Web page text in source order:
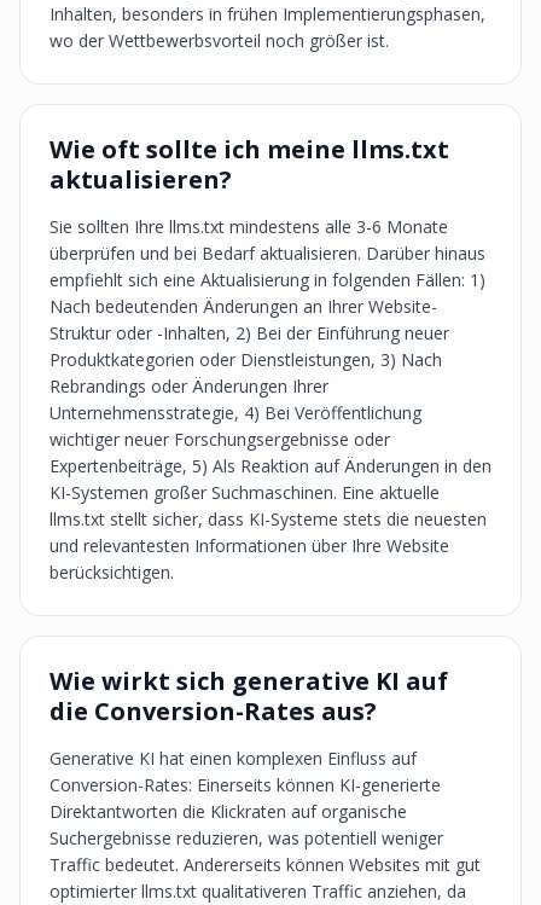
Inhalten, besonders in frühen Implementierungsphasen,
wo der Wettbewerbsvorteil noch größer ist.
Wie oft sollte ich meine llms.txt
aktualisieren?
Sie sollten Ihre llms.txt mindestens alle 3-6 Monate
überprüfen und bei Bedarf aktualisieren. Darüber hinaus
empfiehlt sich eine Aktualisierung in folgenden Fällen: 1)
Nach bedeutenden Änderungen an Ihrer Website-
Struktur oder -Inhalten, 2) Bei der Einführung neuer
Produktkategorien oder Dienstleistungen, 3) Nach
Rebrandings oder Änderungen Ihrer
Unternehmensstrategie, 4) Bei Veröffentlichung
wichtiger neuer Forschungsergebnisse oder
Expertenbeiträge, 5) Als Reaktion auf Änderungen in den
KI-Systemen großer Suchmaschinen. Eine aktuelle
llms.txt stellt sicher, dass KI-Systeme stets die neuesten
und relevantesten Informationen über Ihre Website
berücksichtigen.
Wie wirkt sich generative KI auf
die Conversion-Rates aus?
Generative KI hat einen komplexen Einfluss auf
Conversion-Rates: Einerseits können KI-generierte
Direktantworten die Klickraten auf organische
Suchergebnisse reduzieren, was potentiell weniger
Traffic bedeutet. Andererseits können Websites mit gut
optimierter llms.txt qualitativeren Traffic anziehen, da